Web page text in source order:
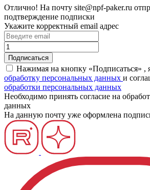
Отлично! На почту site@npf-paker.ru
подтверждение подписки
Укажите корректный email адрес
Нажимая на кнопку «Подписаться» ,
обработку персональных данных и
обработки персональных данных
Необходимо принять согласие на
данных
На данную почту уже оформлена